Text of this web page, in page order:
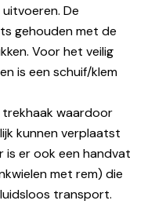
De
gehouden met de
Voor het veilig
is een schuif/klem
waardoor
kunnen verplaatst
is er ook een handvat
met rem) die
transport.